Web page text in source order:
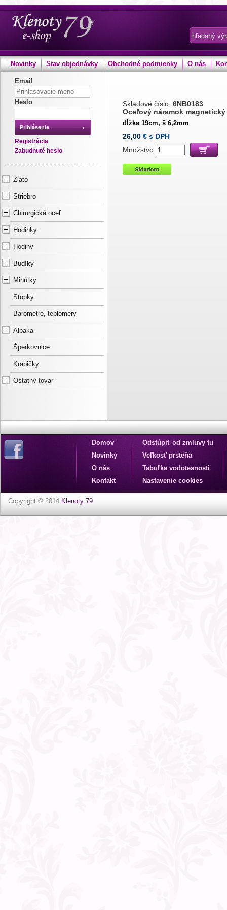
Novinky Stav objednávky Obchodné podmienky O nás
Email
Heslo
Prihlásenie
Registrácia
Zabudnuté heslo
Zlato
Striebro
Chirurgická oceľ
Hodinky
Hodiny
Budíky
Minútky
Stopky
Barometre, teplomery
Alpaka
Šperkovnice
Krabičky
Ostatný tovar
Skladové číslo: 6NB0183
Oceľový náramok magnetický
dĺžka 19cm, š 6,2mm
26,00 € s DPH
Množstvo
Domov
Novinky
O nás
Kontakt
Odstúpiť od zmluvy tu
Veľkosť prsteňa
Tabuľka vodotesnosti
Nastavenie cookies
Copyright © 2014 Klenoty 79